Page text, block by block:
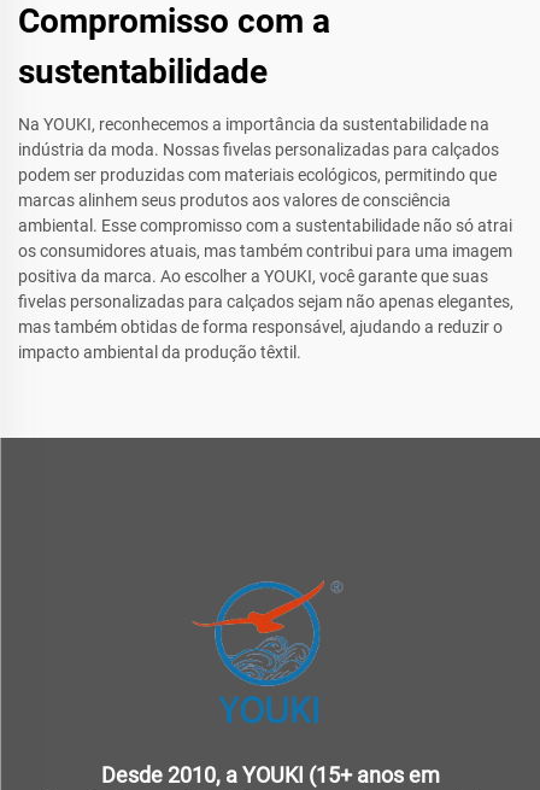
Compromisso com a
sustentabilidade
Na YOUKI, reconhecemos a importância da sustentabilidade na
indústria da moda. Nossas fivelas personalizadas para calçados
podem ser produzidas com materiais ecológicos, permitindo que
marcas alinhem seus produtos aos valores de consciência
ambiental. Esse compromisso com a sustentabilidade não só atrai
os consumidores atuais, mas também contribui para uma imagem
positiva da marca. Ao escolher a YOUKI, você garante que suas
fivelas personalizadas para calçados sejam não apenas elegantes,
mas também obtidas de forma responsável, ajudando a reduzir o
impacto ambiental da produção têxtil.
Desde 2010, a YOUKI (15+ anos em